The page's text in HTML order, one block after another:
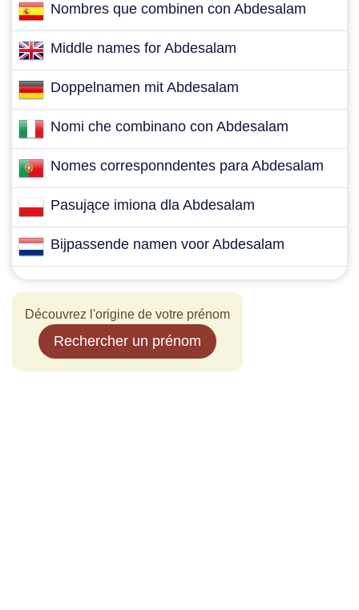
Nombres que combinen con Abdesalam
Middle names for Abdesalam
Doppelnamen mit Abdesalam
Nomi che combinano con Abdesalam
Nomes corresponndentes para Abdesalam
Pasujące imiona dla Abdesalam
Bijpassende namen voor Abdesalam
Découvrez l'origine de votre prénom
Rechercher un prénom